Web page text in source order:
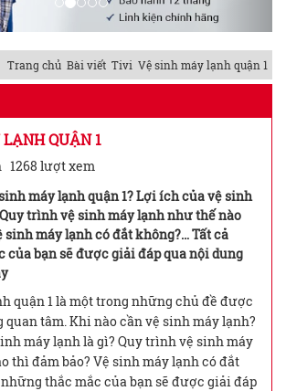
Trang chủ Bài viết Tivi Vệ sinh máy lạnh quận 1
QUẬN 1
1268 lượt xem
máy lạnh quận 1? Lợi ích của vệ sinh
trình vệ sinh máy lạnh như thế nào
sinh máy lạnh có đắt không?… Tất cả
của bạn sẽ được giải đáp qua nội dung
quận 1 là một trong những chủ đề được
tâm. Khi nào cần vệ sinh máy lạnh?
máy lạnh là gì? Quy trình vệ sinh máy
thì đảm bảo? Vệ sinh máy lạnh có đắt
thắc mắc của bạn sẽ được giải đáp